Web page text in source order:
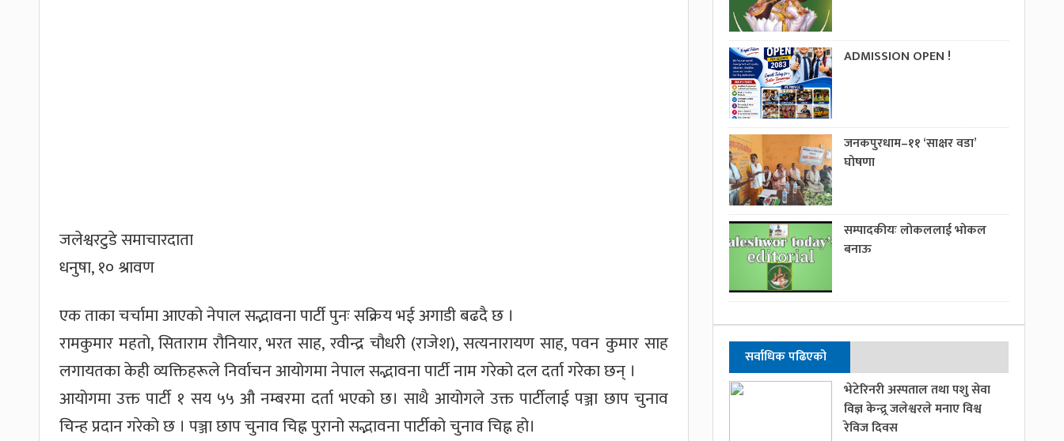
जलेश्वरटुडे समाचारदाता
धनुषा, १० श्रावण
एक ताका चर्चामा आएको नेपाल सद्भावना पार्टी पुनः सक्रिय भई अगाडी बढदै छ ।
रामकुमार महतो, सिताराम रौनियार, भरत साह, रवीन्द्र चौधरी (राजेश), सत्यनारायण साह, पवन कुमार साह
लगायतका केही व्यक्तिहरूले निर्वाचन आयोगमा नेपाल सद्भावना पार्टी नाम गरेको दल दर्ता गरेका छन् ।
आयोगमा उक्त पार्टी १ सय ५५ औ नम्बरमा दर्ता भएको छ। साथै आयोगले उक्त पार्टीलाई पञ्जा छाप चुनाव
चिन्ह प्रदान गरेको छ । पञ्जा छाप चुनाव चिह्न पुरानो सद्भावना पार्टीको चुनाव चिह्न हो।
ADMISSION OPEN !
जनकपुरधाम–११ ‘साक्षर वडा’
घोषणा
सम्पादकीयः लोकललाई भोकल
बनाऊ
सर्वाधिक पढिएको
भेटेरिनरी अस्पताल तथा पशु सेवा
विज्ञ केन्द्र्र जलेश्वरले मनाए विश्व
रेविज दिवस